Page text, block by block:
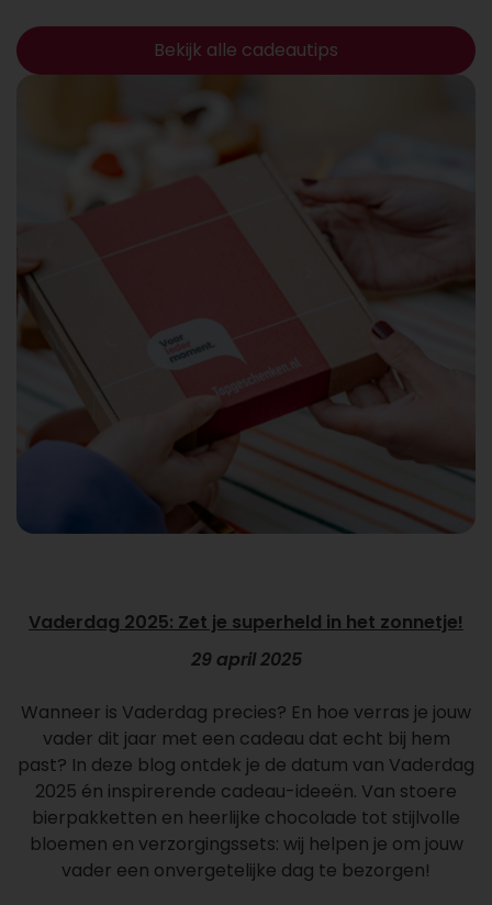
Bekijk alle cadeautips
Vaderdag 2025: Zet je superheld in het zonnetje!
29 april 2025
Wanneer is Vaderdag precies? En hoe verras je jouw
vader dit jaar met een cadeau dat echt bij hem
past? In deze blog ontdek je de datum van Vaderdag
2025 én inspirerende cadeau-ideeën. Van stoere
bierpakketten en heerlijke chocolade tot stijlvolle
bloemen en verzorgingssets: wij helpen je om jouw
vader een onvergetelijke dag te bezorgen!